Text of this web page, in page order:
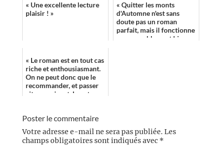
« Une excellente lecture
plaisir ! »
« Quitter les monts
d'Automne n'est sans
doute pas un roman
parfait, mais il fonctionne
remarquablement bien,
« Le roman est en tout cas
riche et enthousiasmant.
On ne peut donc que le
recommander, et passer
vite au suivant, Le retour
Poster le commentaire
Votre adresse e-mail ne sera pas publiée. Les
champs obligatoires sont indiqués avec *